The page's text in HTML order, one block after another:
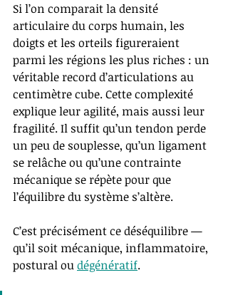
Si l’on comparait la densité
articulaire du corps humain, les
doigts et les orteils figureraient
parmi les régions les plus riches : un
véritable record d’articulations au
centimètre cube. Cette complexité
explique leur agilité, mais aussi leur
fragilité. Il suffit qu’un tendon perde
un peu de souplesse, qu’un ligament
se relâche ou qu’une contrainte
mécanique se répète pour que
l’équilibre du système s’altère.
C’est précisément ce déséquilibre —
qu’il soit mécanique, inflammatoire,
postural ou dégénératif.